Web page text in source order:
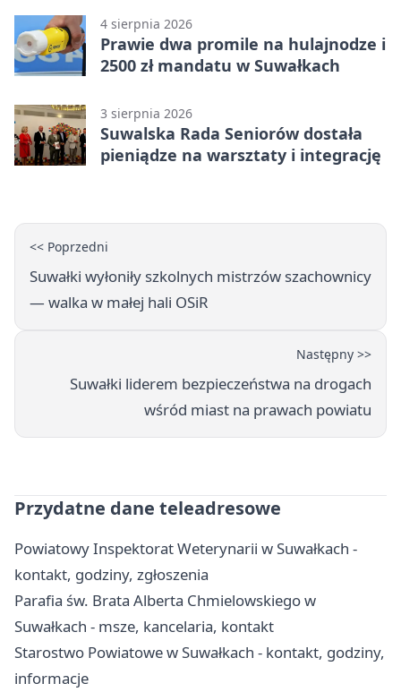
4 sierpnia 2026
Prawie dwa promile na hulajnodze i
2500 zł mandatu w Suwałkach
3 sierpnia 2026
Suwalska Rada Seniorów dostała
pieniądze na warsztaty i integrację
<< Poprzedni
Suwałki wyłoniły szkolnych mistrzów szachownicy
— walka w małej hali OSiR
Następny >>
Suwałki liderem bezpieczeństwa na drogach
wśród miast na prawach powiatu
Przydatne dane teleadresowe
Powiatowy Inspektorat Weterynarii w Suwałkach -
kontakt, godziny, zgłoszenia
Parafia św. Brata Alberta Chmielowskiego w
Suwałkach - msze, kancelaria, kontakt
Starostwo Powiatowe w Suwałkach - kontakt, godziny,
informacje